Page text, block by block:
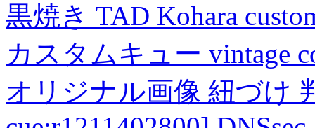
黒焼き TAD Kohara
カスタムキュー vintage
オリジナル画像 紐づけ